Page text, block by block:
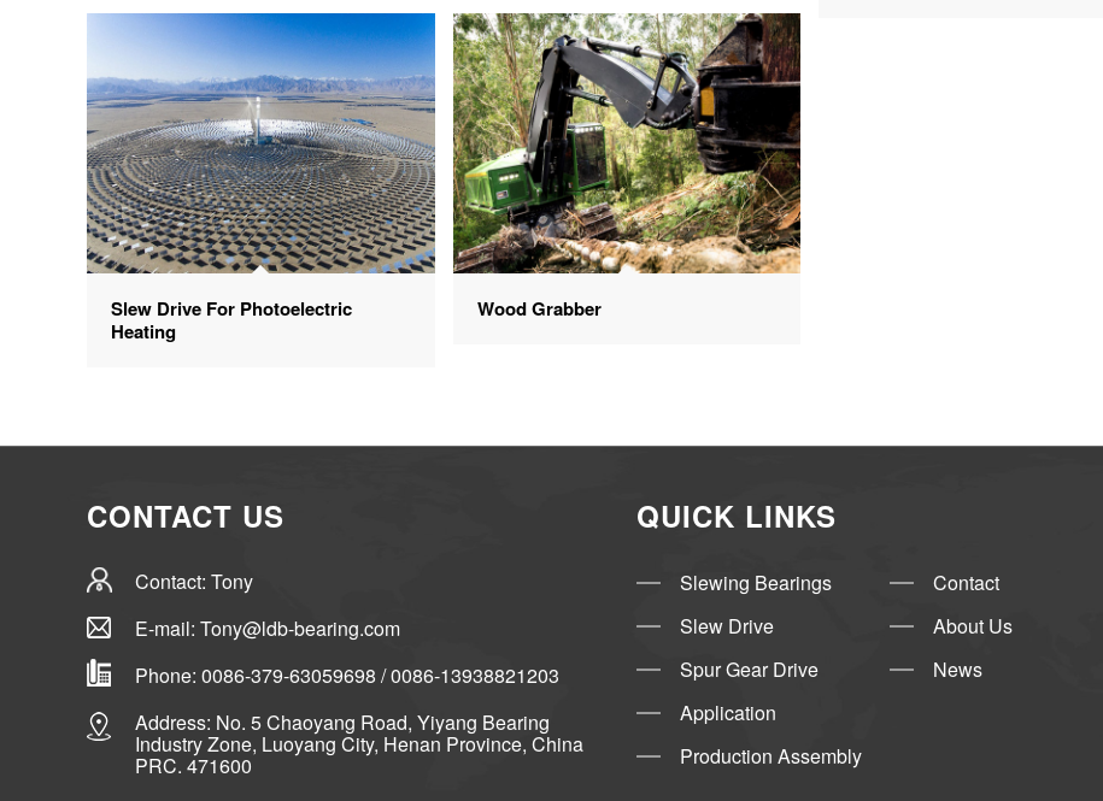
Slew Drive For Photoelectric
Heating
Wood Grabber
CONTACT US
Contact: Tony
E-mail: Tony@ldb-bearing.com
Phone: 0086-379-63059698 / 0086-13938821203
Address: No. 5 Chaoyang Road, Yiyang Bearing
Industry Zone, Luoyang City, Henan Province, China
PRC. 471600
QUICK LINKS
Slewing Bearings
Contact
Slew Drive
About Us
Spur Gear Drive
News
Application
Production Assembly